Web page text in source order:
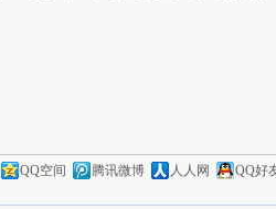
QQ空间 腾讯微博 人人网 QQ好